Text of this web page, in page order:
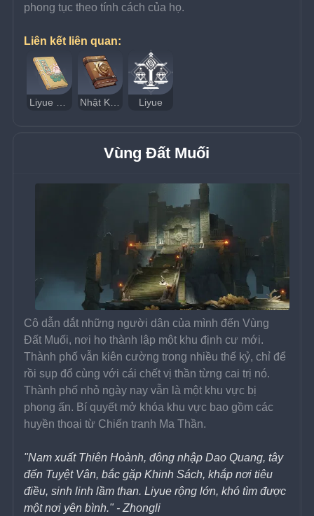
phong tục theo tính cách của họ.
Liên kết liên quan:
Liyue Phong Thổ Chí - Tú Cầu Nhật Ký Nhà Mạo Hiểm Roald Liyue
Vùng Đất Muối
Cô dẫn dắt những người dân của mình đến Vùng
Đất Muối, nơi họ thành lập một khu định cư mới.
Thành phố vẫn kiên cường trong nhiều thế kỷ, chỉ để
rồi sụp đổ cùng với cái chết vị thần từng cai trị nó.
Thành phố nhỏ ngày nay vẫn là một khu vực bị
phong ấn. Bí quyết mở khóa khu vực bao gồm các
huyền thoại từ Chiến tranh Ma Thần.
"Nam xuất Thiên Hoành, đông nhập Dao Quang, tây
đến Tuyệt Vân, bắc gặp Khinh Sách, khắp nơi tiêu
điều, sinh linh lầm than. Liyue rộng lớn, khó tìm được
một nơi yên bình." - Zhongli